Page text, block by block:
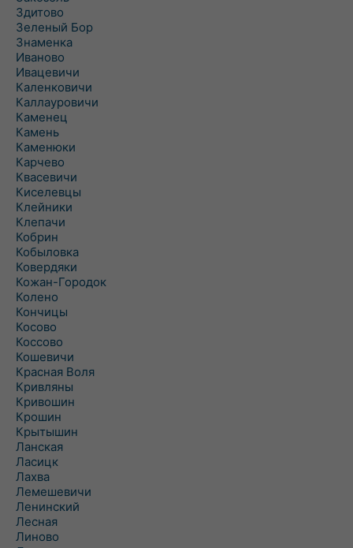
Здитово
Зеленый Бор
Знаменка
Иваново
Ивацевичи
Каленковичи
Каллауровичи
Каменец
Камень
Каменюки
Карчево
Квасевичи
Киселевцы
Клейники
Клепачи
Кобрин
Кобыловка
Ковердяки
Кожан-Городок
Колено
Кончицы
Косово
Коссово
Кошевичи
Красная Воля
Кривляны
Кривошин
Крошин
Крытышин
Ланская
Ласицк
Лахва
Лемешевичи
Ленинский
Лесная
Линово